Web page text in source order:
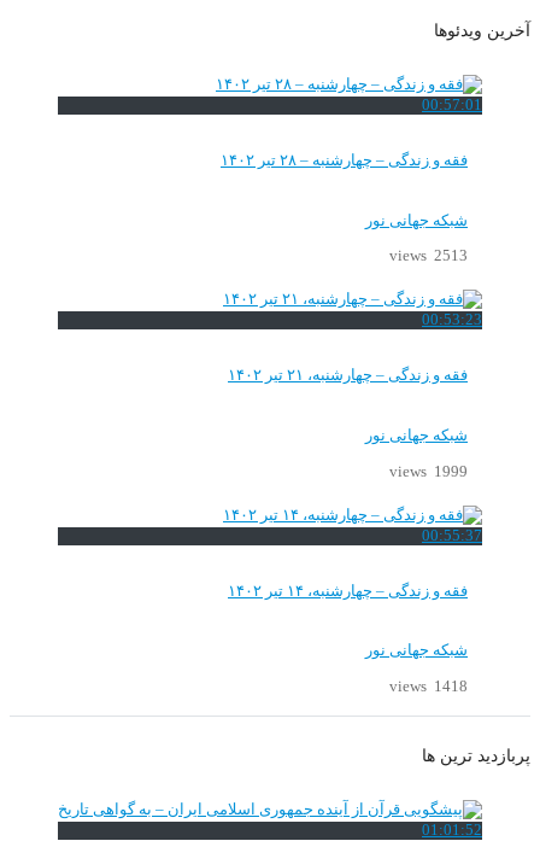
آخرین ویدئوها
00:57:01
فقه و زندگی – چهارشنبه – ۲۸ تیر ۱۴۰۲
شبکه جهانی نور
2513 views
00:53:23
فقه و زندگی – چهارشنبه، ۲۱ تیر ۱۴۰۲
شبکه جهانی نور
1999 views
00:55:37
فقه و زندگی – چهارشنبه، ۱۴ تیر ۱۴۰۲
شبکه جهانی نور
1418 views
پربازدید ترین ها
01:01:52